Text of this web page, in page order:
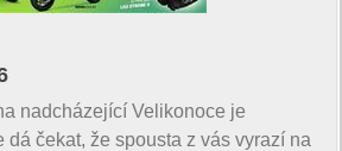
nadcházející Velikonoce je
dá čekat, že spousta z vás vyrazí na